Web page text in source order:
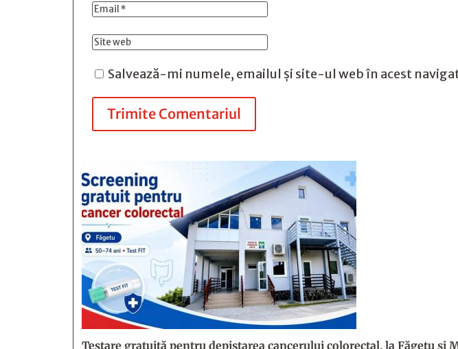
Salvează-mi numele, emailul și site-ul web în acest
Trimite Comentariul
Testare gratuită pentru depistarea cancerului colorectal, la Făgetu și